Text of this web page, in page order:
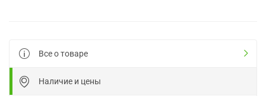
Все о товаре
Наличие и цены